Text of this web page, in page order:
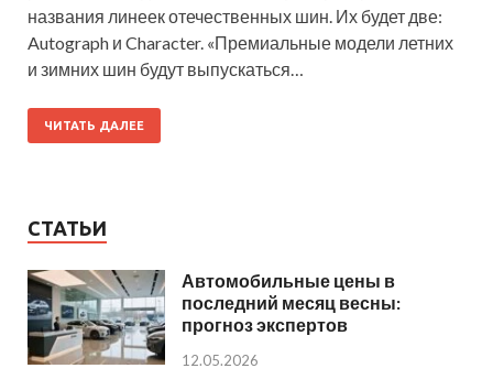
названия линеек отечественных шин. Их будет две:
Autograph и Character. «Премиальные модели летних
и зимних шин будут выпускаться…
ЧИТАТЬ ДАЛЕЕ
СТАТЬИ
Автомобильные цены в
последний месяц весны:
прогноз экспертов
12.05.2026